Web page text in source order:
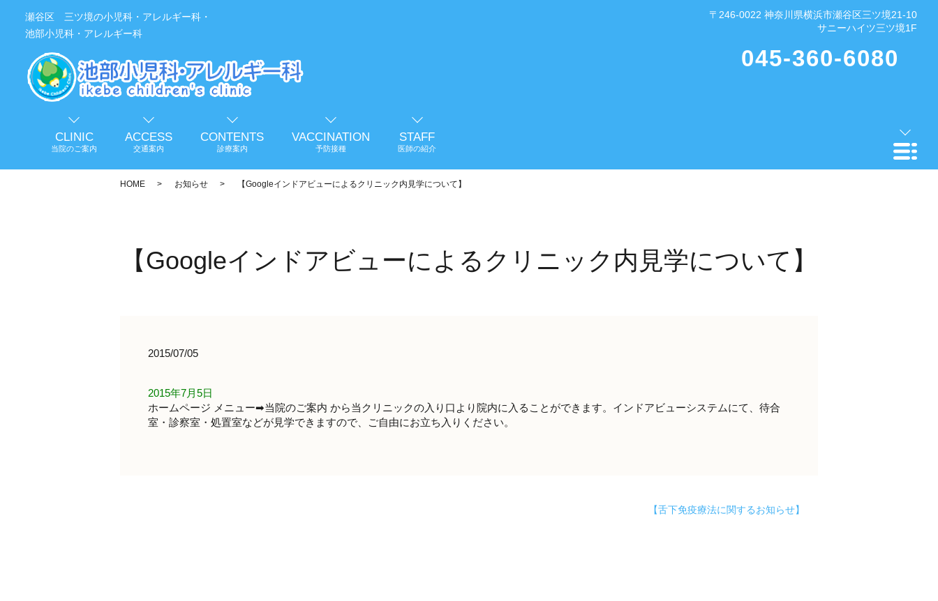
瀬谷区 三ツ境の小児科・アレルギー科・
池部小児科・アレルギー科
CLINIC
当院のご案内
ACCESS
交通案内
CONTENTS
診療案内
VACCINATION
予防接種
STAFF
医師の紹介
〒246-0022 神奈川県横浜市瀬谷区三ツ境21-10
サニーハイツ三ツ境1F
045-360-6080
HOME お知らせ 【Googleインドアビューによるクリニック内見学について】
【Googleインドアビューによるクリニック内見学について】
2015/07/05
2015年7月5日
ホームページ メニュー➡当院のご案内 から当クリニックの入り口より院内に入ることができます。インドアビューシステムにて、待合
室・診察室・処置室などが見学できますので、ご自由にお立ち入りください。
【舌下免疫療法に関するお知らせ】